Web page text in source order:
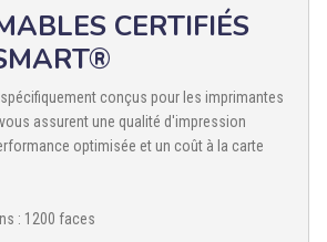
CERTIFIÉS
conçus pour les imprimantes
assurent une qualité d'impression
optimisée et un coût à la carte
: 1200 faces